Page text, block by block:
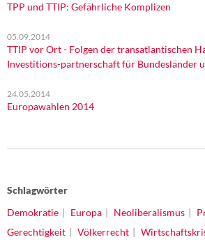
TPP und TTIP: Gefährliche Komplizen
05.09.2014
TTIP vor Ort - Folgen der transatlantischen
Investitions-partnerschaft für Bundesländer
24.05.2014
Europawahlen 2014
Schlagwörter
Demokratie
Europa Neoliberalismus
Gerechtigkeit
Völkerrecht